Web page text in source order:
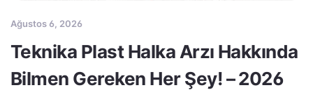
Ağustos 6, 2026
Teknika Plast Halka Arzı Hakkında
Bilmen Gereken Her Şey! – 2026